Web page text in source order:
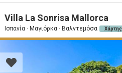
Villa La Sonrisa Mallorca
Ισπανία · Μαγιόρκα · Βαλντεμόσα Χάρτης